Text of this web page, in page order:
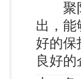
聚阴
出，能
好的保
良好